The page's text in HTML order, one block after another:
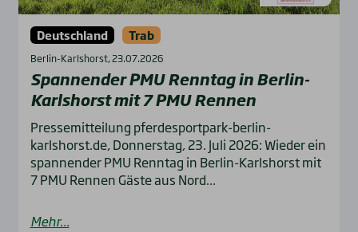
Deutschland Trab
Berlin-Karlshorst, 23.07.2026
Span­nen­der PMU Renn­tag in Ber­lin-
Karls­horst mit 7 PMU Ren­nen
Pressemitteilung pferdesportpark-berlin-
karlshorst.de, Donnerstag, 23. Juli 2026: Wieder ein
spannender PMU Renntag in Berlin-Karlshorst mit
7 PMU Rennen Gäste aus Nord...
Mehr...